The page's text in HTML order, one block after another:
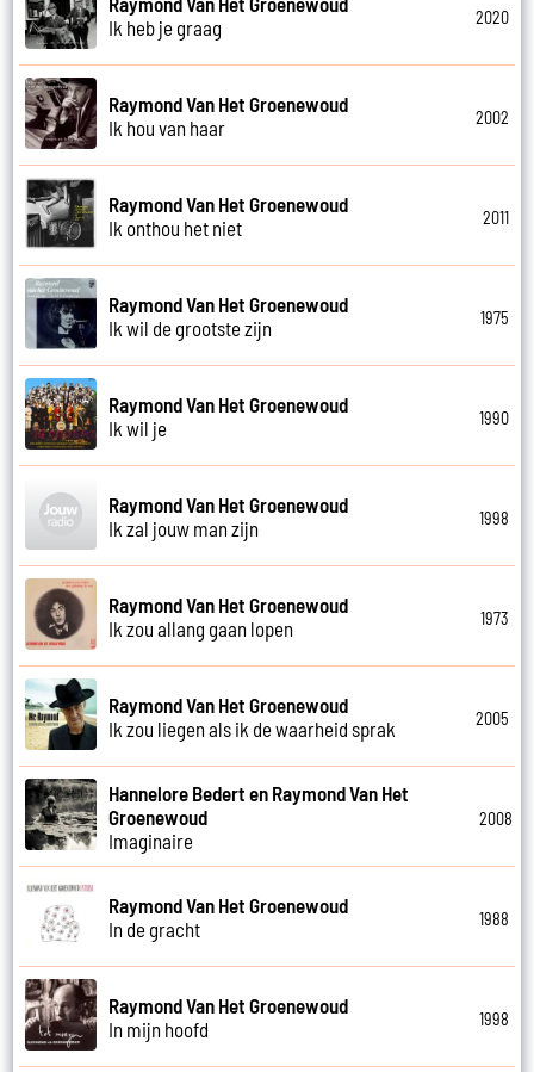
Ik heb je graag
2020
Raymond Van Het Groenewoud
Ik hou van haar
2002
Raymond Van Het Groenewoud
Ik onthou het niet
2011
Raymond Van Het Groenewoud
Ik wil de grootste zijn
1975
Raymond Van Het Groenewoud
Ik wil je
1990
Raymond Van Het Groenewoud
Ik zal jouw man zijn
1998
Raymond Van Het Groenewoud
Ik zou allang gaan lopen
1973
Raymond Van Het Groenewoud
Ik zou liegen als ik de waarheid sprak
2005
Hannelore Bedert en Raymond Van Het
Groenewoud
Imaginaire
2008
Raymond Van Het Groenewoud
In de gracht
1988
Raymond Van Het Groenewoud
In mijn hoofd
1998